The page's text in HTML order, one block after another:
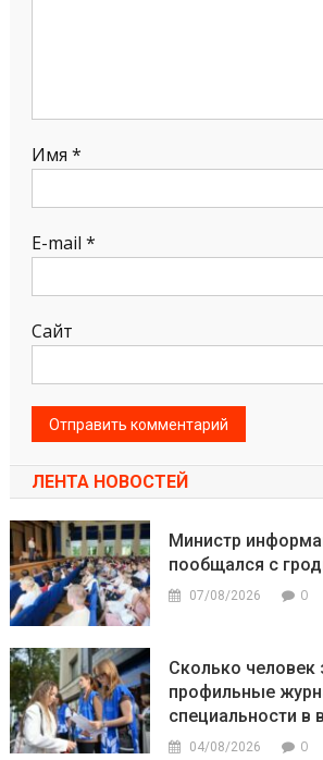
Имя *
E-mail *
Сайт
ЛЕНТА НОВОСТЕЙ
Министр
пообщался с
07/08/2026 0
Сколько человек
профильные
специальности в
04/08/2026 0